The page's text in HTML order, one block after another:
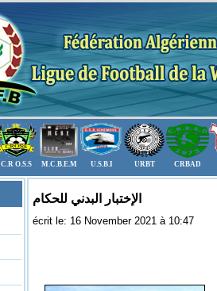
C.R O.S.S M.C.B.E.M U.S.B.I URBT CRBAD
الإختبار البدني للحكام
écrit le: 16 November 2021 à 10:47